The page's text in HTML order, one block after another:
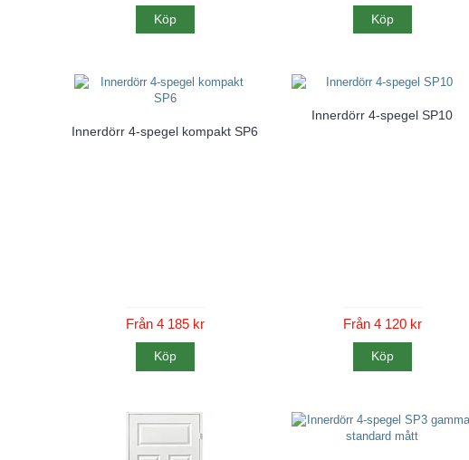
Köp Köp
Innerdörr 4-spegel kompakt SP6
Från 4 185 kr
Köp
Innerdörr 4-spegel SP10
Från 4 120 kr
Köp